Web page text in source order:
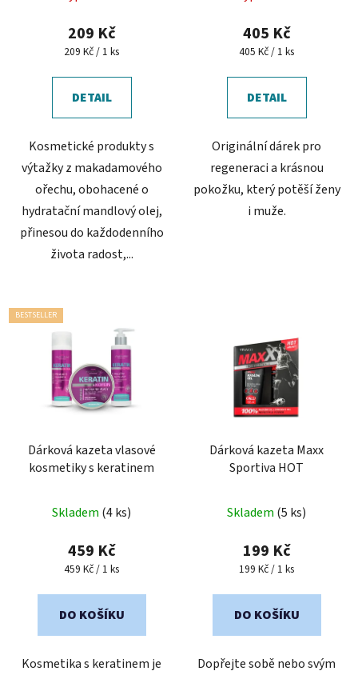
209 Kč
Měrná
209 Kč / 1 ks
DETAIL
Kosmetické produkty s
výtažky z makadamového
ořechu, obohacené o
hydratační mandlový olej,
přinesou do každodenního
života radost,...
405 Kč
Měrná
405 Kč / 1 ks
DETAIL
Originální dárek pro
regeneraci a krásnou
pokožku, který potěší ženy
i muže.
BESTSELLER
Dárková kazeta vlasové
kosmetiky s keratinem
Skladem (4 ks)
459 Kč
Měrná
459 Kč / 1 ks
DO KOŠÍKU
Kosmetika s keratinem je
Dárková kazeta Maxx
Sportiva HOT
Skladem (5 ks)
199 Kč
Měrná
199 Kč / 1 ks
DO KOŠÍKU
Dopřejte sobě nebo svým